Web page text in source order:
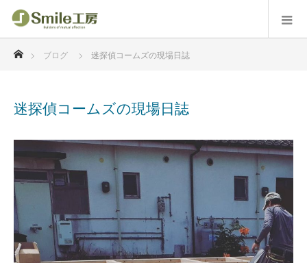
ブログ 迷探偵コームズの現場日誌
迷探偵コームズの現場日誌